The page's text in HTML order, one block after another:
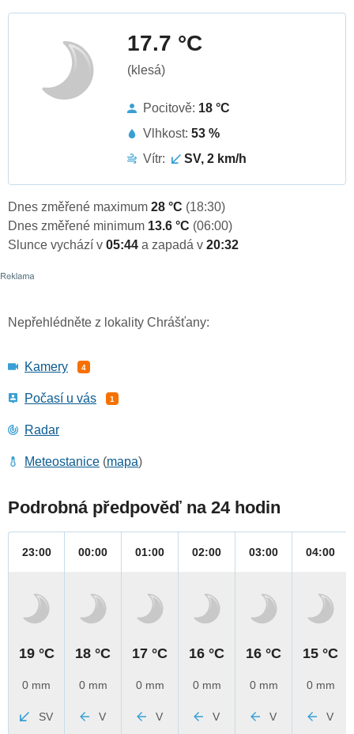
17.7 °C
(klesá)
Pocitově: 18 °C
Vlhkost: 53 %
Vítr:
SV, 2 km/h
Dnes změřené maximum 28 °C (18:30)
Dnes změřené minimum 13.6 °C (06:00)
Slunce vychází v 05:44 a zapadá v 20:32
Nepřehlédněte z lokality Chrášťany:
Kamery 4
Počasí u vás 1
Radar
Meteostanice (mapa)
Podrobná předpověď na 24 hodin
23:00
19 °C
0 mm
SV
00:00
18 °C
0 mm
V
01:00
17 °C
0 mm
V
02:00
16 °C
0 mm
V
03:00
16 °C
0 mm
V
04:00
15 °C
0 mm
V